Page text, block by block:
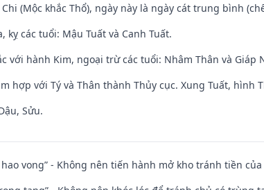
(Mộc khắc Thổ), ngày này là ngày cát trung bình
kỵ các tuổi: Mậu Tuất và Canh Tuất.
với hành Kim, ngoại trừ các tuổi: Nhâm Thân và Giáp
hợp với Tý và Thân thành Thủy cục. Xung Tuất, hình
Sửu.
vong” - Không nên tiến hành mở kho tránh tiền